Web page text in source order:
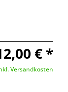
€ *
Versandkosten